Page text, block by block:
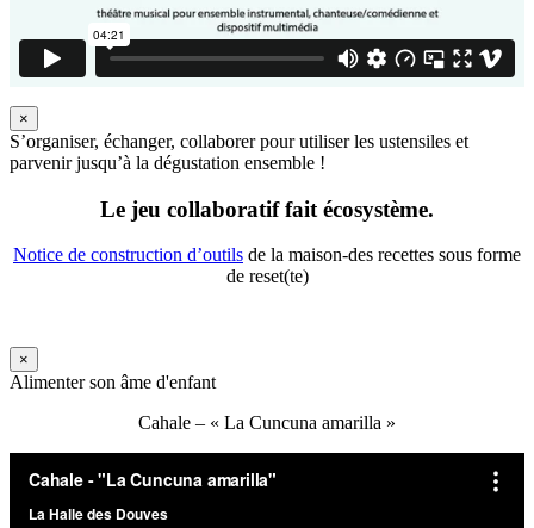
×
S’organiser, échanger, collaborer pour utiliser les ustensiles et
parvenir jusqu’à la dégustation ensemble !
Le jeu collaboratif fait écosystème.
Notice de construction d’outils de la maison-des recettes sous forme
de reset(te)
×
Alimenter son âme d'enfant
Cahale – « La Cuncuna amarilla »